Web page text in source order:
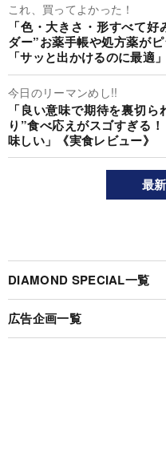
これ、買ってよかった！
「色・大きさ・形すべて
ダー”お薬手帳や処方薬が
「サッと出かけるのに最適
今日のリーマンめし!!
「良い意味で期待を裏切
り”食べ応えがスゴすぎる
味しい」《実食レビュー》
最
DIAMOND SPECIAL一覧
広告企画一覧